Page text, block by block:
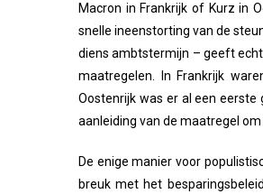
Macron in Frankrijk of Kurz in
snelle ineenstorting van de
diens ambtstermijn – geeft
maatregelen. In Frankrijk
Oostenrijk was er al een eerste
aanleiding van de maatregel
De enige manier voor
breuk met het